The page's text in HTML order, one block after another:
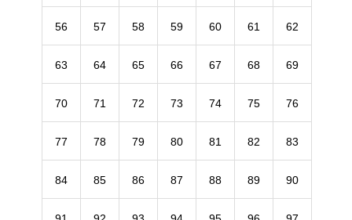
56 57 58 59 60 61 62
63 64 65 66 67 68 69
70 71 72 73 74 75 76
77 78 79 80 81 82 83
84 85 86 87 88 89 90